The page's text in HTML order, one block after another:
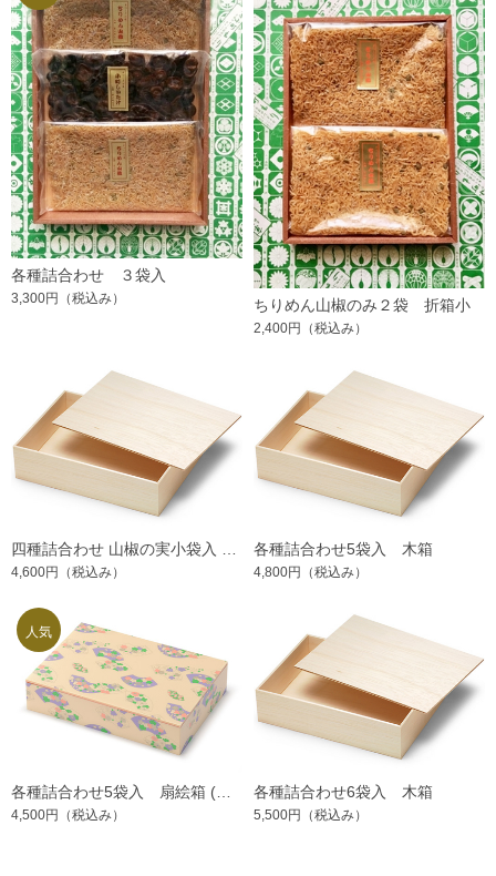
各種詰合わせ ３袋入
3,300円 （税込み） ちりめん山椒のみ２袋 折箱小
2,400円 （税込み）
4,600円 （税込み）
各種詰合わせ5袋入 木箱
4,800円 （税込み）
各種詰合わせ5袋入 扇絵箱 (仏事/杉折箱)
4,500円 （税込み）
各種詰合わせ6袋入 木箱
5,500円 （税込み）